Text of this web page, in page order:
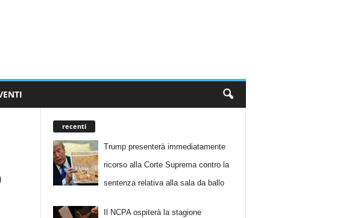
recenti
Trump presenterà immediatamente
ricorso alla Corte Suprema contro la
sentenza relativa alla sala da ballo
Il NCPA ospiterà la stagione